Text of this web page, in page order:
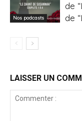
Nos podcasts
de
de
LAISSER UN